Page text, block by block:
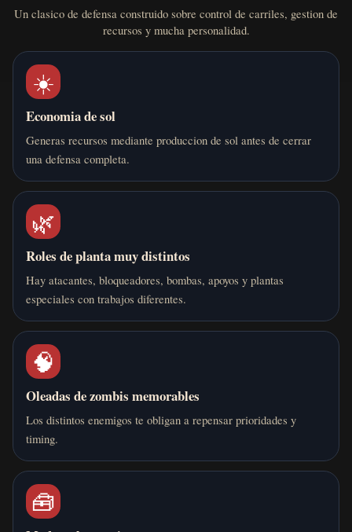
Un clasico de defensa construido sobre control de carriles, gestion de
recursos y mucha personalidad.
☀️
Economia de sol
Generas recursos mediante produccion de sol antes de cerrar
una defensa completa.
🌿
Roles de planta muy distintos
Hay atacantes, bloqueadores, bombas, apoyos y plantas
especiales con trabajos diferentes.
🧠
Oleadas de zombis memorables
Los distintos enemigos te obligan a repensar prioridades y
timing.
🧰